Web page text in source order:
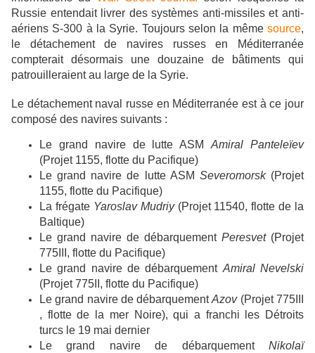
Russie entendait livrer des systèmes anti-missiles et anti-
aériens S-300 à la Syrie. Toujours selon la même source,
le détachement de navires russes en Méditerranée
compterait désormais une douzaine de bâtiments qui
patrouilleraient au large de la Syrie.
Le détachement naval russe en Méditerranée est à ce jour
composé des navires suivants :
Le grand navire de lutte ASMAmiral Panteleïev
(Projet 1155, flotte du Pacifique)
Le grand navire de lutte ASM Severomorsk(Projet
1155, flotte du Pacifique)
La frégate Yaroslav Mudriy(Projet 11540, flotte de la
Baltique)
Le grand navire de débarquement Peresvet(Projet
775III, flotte du Pacifique)
Le grand navire de débarquement Amiral Nevelski
(Projet 775II, flotte du Pacifique)
Le grand navire de débarquementAzov(Projet 775III
, flotte de la mer Noire), qui a franchi les Détroits
turcs le 19 mai dernier
Le grand navire de débarquement Nikolaï